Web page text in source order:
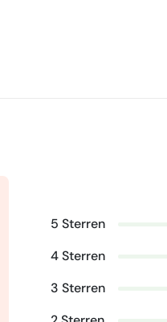
5 Sterren
4 Sterren
3 Sterren